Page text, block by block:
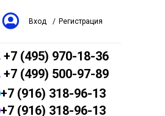
Вход / Регистрация
+7 (495) 970-18-36
+7 (499) 500-97-89
+7 (916) 318-96-13
+7 (916) 318-96-13